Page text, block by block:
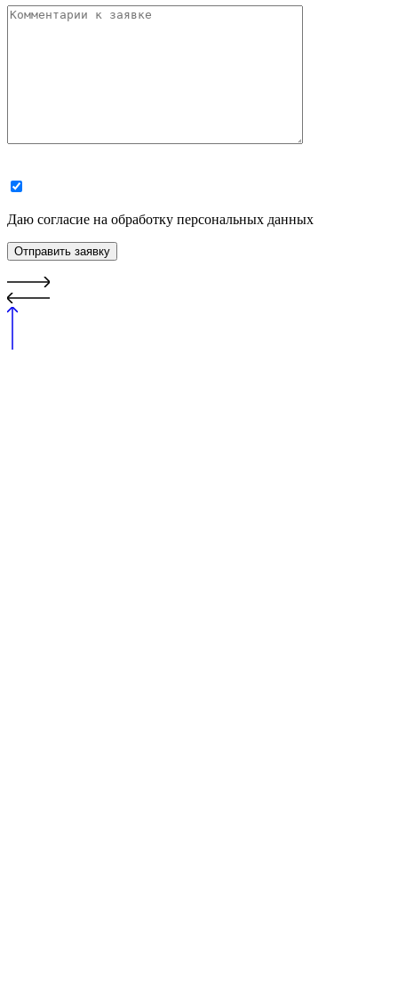
Даю согласие на обработку персональных данных
Отправить заявку